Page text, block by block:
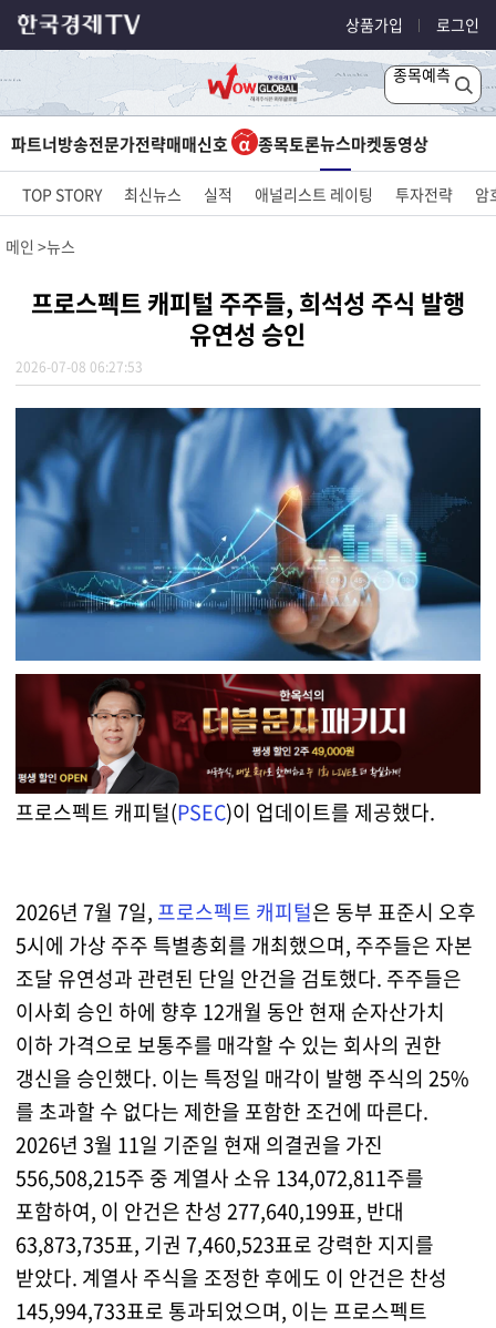
상품가입 로그인
종목예측
파트너방송전문가전략매매신호 종목토론뉴스마켓동영상
TOP STORY 최신뉴스 실적 애널리스트 레이팅 투자전략 암
메인 뉴스
프로스펙트 캐피털 주주들, 희석성 주식 발행
유연성 승인
2026-07-08 06:27:53
프로스펙트 캐피털(PSEC)이 업데이트를 제공했다.
2026년 7월 7일, 프로스펙트 캐피털은 동부 표준시 오후
5시에 가상 주주 특별총회를 개최했으며, 주주들은 자본
조달 유연성과 관련된 단일 안건을 검토했다. 주주들은
이사회 승인 하에 향후 12개월 동안 현재 순자산가치
이하 가격으로 보통주를 매각할 수 있는 회사의 권한
갱신을 승인했다. 이는 특정일 매각이 발행 주식의 25%
를 초과할 수 없다는 제한을 포함한 조건에 따른다.
2026년 3월 11일 기준일 현재 의결권을 가진
556,508,215주 중 계열사 소유 134,072,811주를
포함하여, 이 안건은 찬성 277,640,199표, 반대
63,873,735표, 기권 7,460,523표로 강력한 지지를
받았다. 계열사 주식을 조정한 후에도 이 안건은 찬성
145,994,733표로 통과되었으며, 이는 프로스펙트